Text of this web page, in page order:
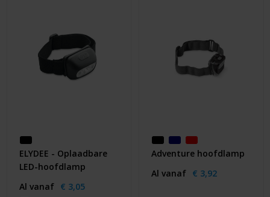
Outdoor & Vrije Tijd
Auto & Veiligheid
Paraplu's
Cadeaubonnen
ELYDEE - Oplaadbare
LED-hoofdlamp
Al vanaf € 3,05
Adventure hoofdlamp
Al vanaf € 3,92